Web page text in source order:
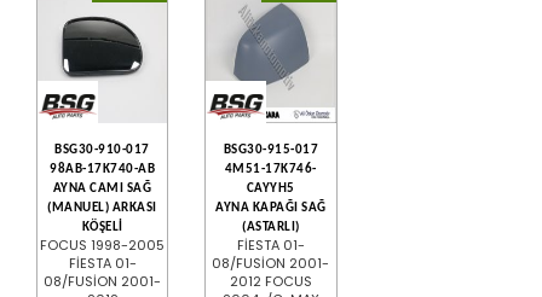
BSG30-910-017
98AB-17K740-AB
AYNA CAMI SAĞ
(MANUEL) ARKASI
KÖŞELİ
FOCUS 1998-2005
FİESTA 01-
08/FUSİON 2001-
BSG30-915-017
4M51-17K746-
CAYYH5
AYNA KAPAĞI SAĞ
(ASTARLI)
FİESTA 01-
08/FUSİON 2001-
2012 FOCUS